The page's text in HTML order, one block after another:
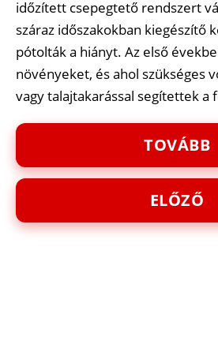
időzített csepegtető rendszert
száraz időszakokban kiegészítő
pótolták a hiányt. Az első
növényeket, és ahol szükséges
vagy talajtakarással segítettek a
ELŐZŐ
TOVÁBB